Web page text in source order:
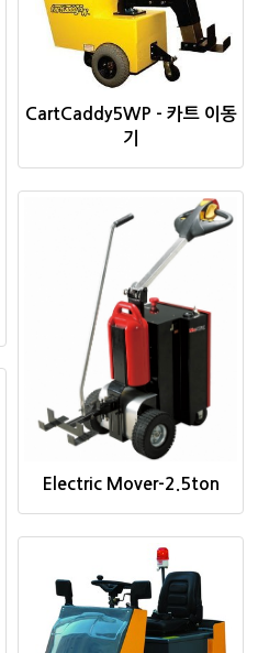
CartCaddy5WP - 카트 이동
기
Electric Mover-2.5ton